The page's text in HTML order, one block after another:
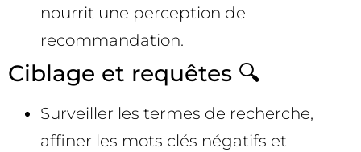
nourrit une perception de
recommandation.
Ciblage et requêtes 🔍
Surveiller les termes de recherche,
affiner les mots clés négatifs et